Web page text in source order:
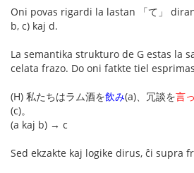
Oni povas rigardi la lastan 「て」
b, c) kaj d.
La semantika strukturo de G estas la
celata frazo. Do oni fatkte tiel
(H) 私たちはラム酒を飲み(a)、冗談を言
(c)。
(a kaj b) → c
Sed ekzakte kaj logike dirus, ĉi supra